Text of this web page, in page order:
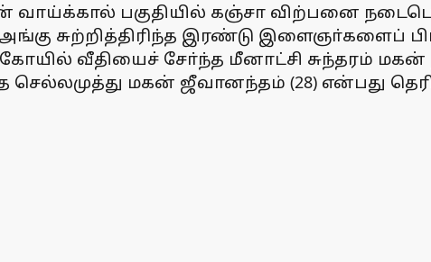
வாய்க்கால் பகுதியில் கஞ்சா விற்பனை
சுற்றித்திரிந்த இரண்டு இளைஞா்களைப்
வீதியைச் சோ்ந்த மீனாட்சி சுந்தரம்
மகன் ஜீவானந்தம் (28) என்பது